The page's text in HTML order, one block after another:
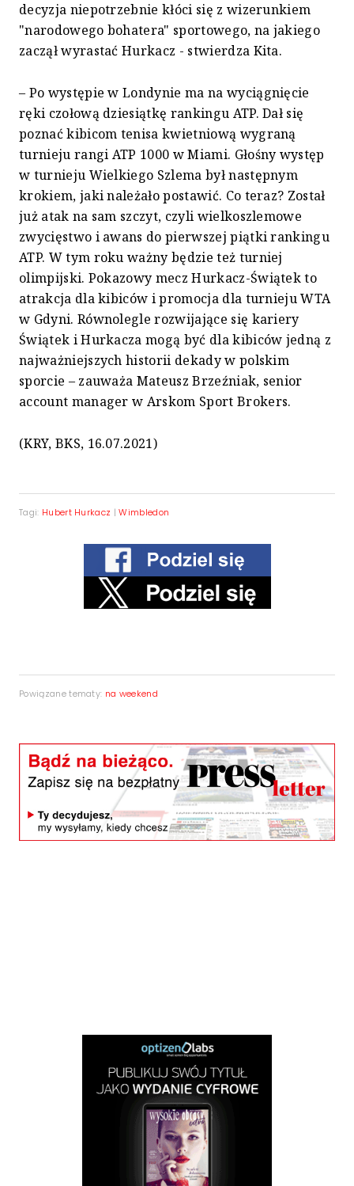
decyzja niepotrzebnie kłóci się z wizerunkiem
"narodowego bohatera" sportowego, na jakiego
zaczął wyrastać Hurkacz - stwierdza Kita.
– Po występie w Londynie ma na wyciągnięcie
ręki czołową dziesiątkę rankingu ATP. Dał się
poznać kibicom tenisa kwietniową wygraną
turnieju rangi ATP 1000 w Miami. Głośny występ
w turnieju Wielkiego Szlema był następnym
krokiem, jaki należało postawić. Co teraz? Został
już atak na sam szczyt, czyli wielkoszlemowe
zwycięstwo i awans do pierwszej piątki rankingu
ATP. W tym roku ważny będzie też turniej
olimpijski. Pokazowy mecz Hurkacz-Świątek to
atrakcja dla kibiców i promocja dla turnieju WTA
w Gdyni. Równolegle rozwijające się kariery
Świątek i Hurkacza mogą być dla kibiców jedną z
najważniejszych historii dekady w polskim
sporcie – zauważa Mateusz Brzeźniak, senior
account manager w Arskom Sport Brokers.
(KRY, BKS, 16.07.2021)
Tagi: Hubert Hurkacz |Wimbledon
Powiązane tematy: na weekend